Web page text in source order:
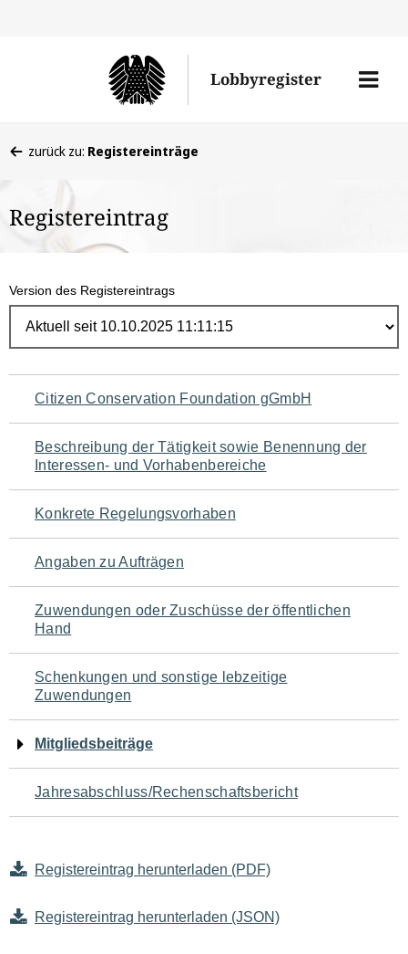
Lobbyregister
Menü
befinden
hier:
zurück zu: Registereinträge
Registereintrag
Version des Registereintrags
Navigation
für
den
Seiteninhalt
Citizen Conservation Foundation gGmbH
Beschreibung der Tätigkeit sowie Benennung der
Interessen- und Vorhabenbereiche
Konkrete Regelungsvorhaben
Angaben zu Aufträgen
Zuwendungen oder Zuschüsse der öffentlichen
Hand
Schenkungen und sonstige lebzeitige
Zuwendungen
Mitgliedsbeiträge
Jahresabschluss/Rechenschaftsbericht
Registereintrag herunterladen (PDF)
Registereintrag herunterladen (JSON)